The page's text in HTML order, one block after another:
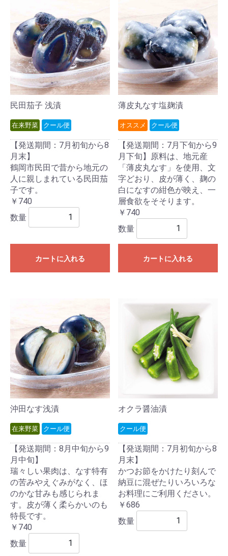
民田茄子 浅漬
在来野菜 クール便
【発送期間：7月初旬から8
月末】
鶴岡市民田で昔から地元の
人に親しまれている民田茄
子です。
￥740
数量
カートに入れる
薄皮丸なす塩麹漬
オススメ クール便
【発送期間：7月下旬から9
月下旬】原料は、地元産
「薄皮丸なす」を使用、文
字どおり、皮が薄く、麹の
白になすの紺色が映え、一
層食欲をそそります。
￥740
数量
カートに入れる
沖田なす浅漬
在来野菜 クール便
【発送期間：8月中旬から9
月中旬】
瑞々しい果肉は、なす特有
の苦みやえぐみがなく、ほ
のかな甘みも感じられま
す。皮が薄く柔らかいのも
特長です。
￥740
数量
オクラ醤油漬
クール便
【発送期間：7月初旬から8
月末】
かつお節をかけたり刻んで
納豆に混ぜたりいろいろな
お料理にご利用ください。
￥686
数量